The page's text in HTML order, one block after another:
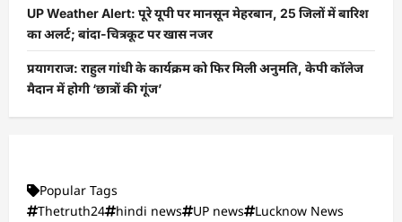
UP Weather Alert: पूरे यूपी पर मानसून मेहरबान, 25 जिलों में बारिश
का अलर्ट; बांदा-चित्रकूट पर खास नजर
प्रयागराज: राहुल गांधी के कार्यक्रम को फिर मिली अनुमति, केपी कॉलेज
मैदान में होगी ‘छात्रों की गूंज’
Popular Tags
Thetruth24
hindi news UP news
Lucknow News